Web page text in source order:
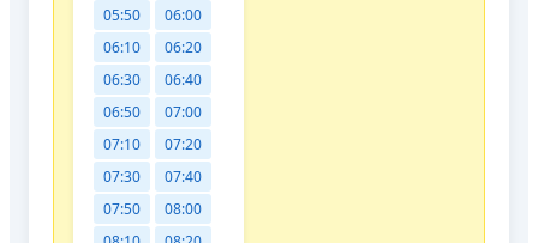
05:50
06:00
06:10
06:20
06:30
06:40
06:50
07:00
07:10
07:20
07:30
07:40
07:50
08:00